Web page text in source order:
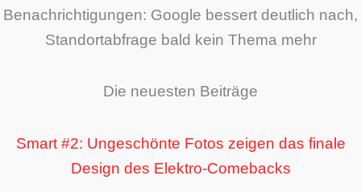
Benachrichtigungen: Google bessert deutlich nach,
Standortabfrage bald kein Thema mehr
Die neuesten Beiträge
Smart #2: Ungeschönte Fotos zeigen das finale
Design des Elektro-Comebacks